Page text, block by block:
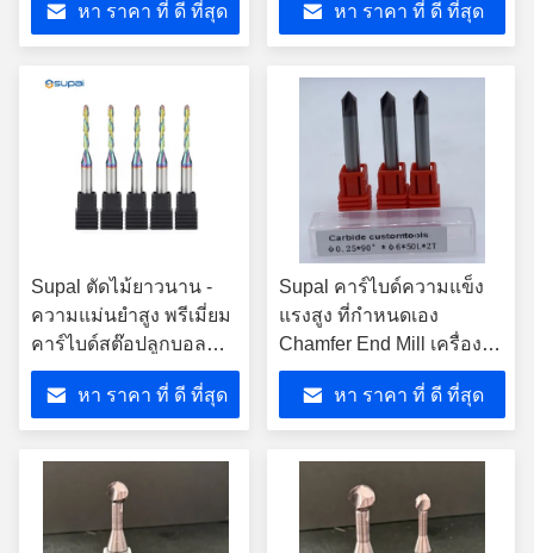
หา ราคา ที่ ดี ที่สุด
หา ราคา ที่ ดี ที่สุด
Supal ตัดไม้ยาวนาน -
ความแม่นยําสูง พรีเมี่ยม
คาร์ไบด์สต๊อปลูกบอล
จมูกปลายโรงงาน
หา ราคา ที่ ดี ที่สุด
Supal คาร์ไบด์ความแข็ง
แรงสูง ที่กําหนดเอง
Chamfer End Mill เครื่อง
มือตัด OEM / ODM สําหรับ
การแปรรูปแม่นยํา
หา ราคา ที่ ดี ที่สุด